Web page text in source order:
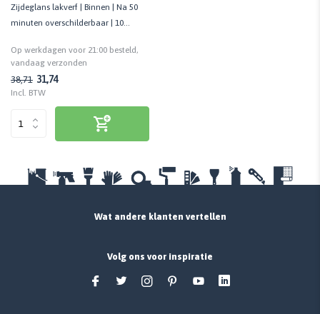
Zijdeglans lakverf | Binnen | Na 50
minuten overschilderbaar | 10
Op werkdagen voor 21:00 besteld,
vandaag verzonden
38,71 31,74
Incl. BTW
Wat andere klanten vertellen
Volg ons voor inspiratie